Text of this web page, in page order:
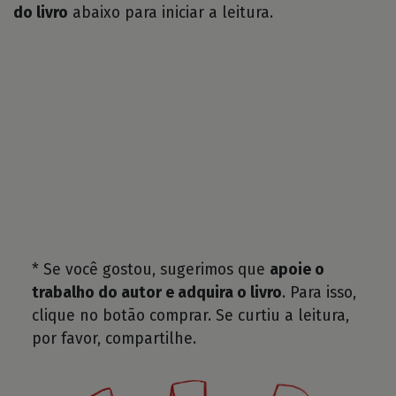
do livro abaixo para iniciar a leitura.
* Se você gostou, sugerimos que apoie o
trabalho do autor e adquira o livro. Para isso,
clique no botão comprar. Se curtiu a leitura,
por favor, compartilhe.